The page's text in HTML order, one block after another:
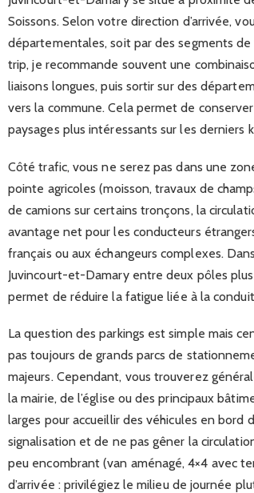
Soissons. Selon votre direction d’arrivée,
départementales, soit par des segments
trip, je recommande souvent une
liaisons longues, puis sortir sur des
vers la commune. Cela permet de
paysages plus intéressants sur les derniers
Côté trafic, vous ne serez pas dans une
pointe agricoles (moisson, travaux de
de camions sur certains tronçons, la
avantage net pour les conducteurs
français ou aux échangeurs complexes.
Juvincourt-et-Damary entre deux pôles
permet de réduire la fatigue liée à la
La question des parkings est simple mais
pas toujours de grands parcs de
majeurs. Cependant, vous trouverez
la mairie, de l’église ou des principaux
larges pour accueillir des véhicules en bord
signalisation et de ne pas gêner la
peu encombrant (van aménagé, 4×4 avec
d’arrivée : privilégiez le milieu de journée